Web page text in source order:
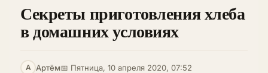
Секреты приготовления хлеба
в домашних условиях
А Артём📅 Пятница, 10 апреля 2020, 07:52